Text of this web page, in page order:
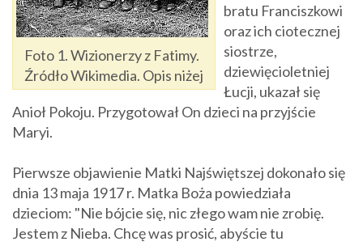
Foto 1. Wizionerzy z Fatimy.
Źródło Wikimedia. Opis niżej
bratu Franciszkowi
oraz ich ciotecznej
siostrze,
dziewięcioletniej
Łucji, ukazał się
Anioł Pokoju. Przygotował On dzieci na przyjście
Maryi.
Pierwsze objawienie Matki Najświętszej dokonało się
dnia 13 maja 1917 r. Matka Boża powiedziała
dzieciom: "Nie bójcie się, nic złego wam nie zrobię.
Jestem z Nieba. Chcę was prosić, abyście tu